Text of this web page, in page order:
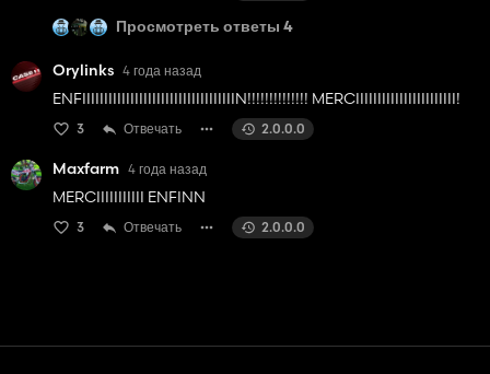
Просмотреть ответы 4
Orylinks 4 года назад
ENFIIIIIIIIIIIIIIIIIIIIIIIIIIIIIIIIIIIN!!!!!!!!!!!!!! MERCIIIIIIIIIIIIIIIIIIIIIII!
3 Отвечать 2.0.0.0
Maxfarm 4 года назад
MERCIIIIIIIIIII ENFINN
3 Отвечать 2.0.0.0